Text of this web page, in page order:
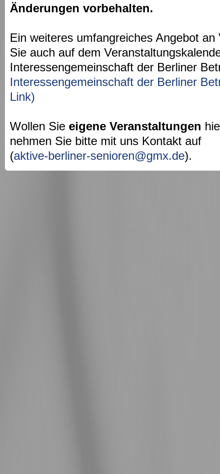
Änderungen vorbehalten.
Ein weiteres umfangreiches Angebot
Sie auch auf dem
Interessengemeinschaft der Berliner
Interessengemeinschaft der Berliner
Link)
Wollen Sie eigene Veranstaltungen
nehmen Sie bitte mit uns Kontakt auf
(aktive-berliner-senioren@gmx.de).